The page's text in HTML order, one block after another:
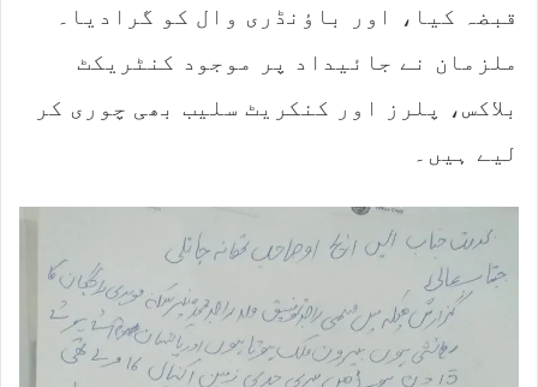
قبضہ کیا، اور باؤنڈری وال کو گرادیا۔
ملزمان نے جائیداد پر موجود کنٹریکٹ
بلاکس، پلرز اور کنکریٹ سلیب بھی چوری کر
لیے ہیں۔